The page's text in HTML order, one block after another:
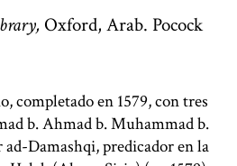
Oxford, Arab. Pocock
completado en 1579, con tres
b. Ahmad b. Muhammad b.
Damashqi, predicador en la